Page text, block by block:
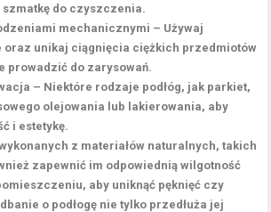
do czyszczenia.
mechanicznymi – Używaj
oraz unikaj ciągnięcia ciężkich przedmiotów
prowadzić do zarysowań.
– Niektóre rodzaje podłóg, jak parkiet,
olejowania lub lakierowania, aby
i estetykę.
z materiałów naturalnych, takich
zapewnić im odpowiednią wilgotność
aby uniknąć pęknięć czy
o podłogę nie tylko przedłuża jej